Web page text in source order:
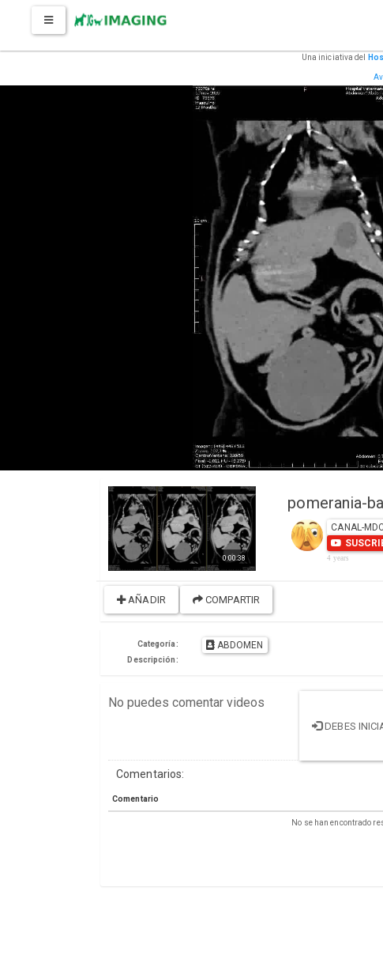
Una iniciativa del
0:00:38
pomerania-
CANAL-
4 years
AÑADIR COMPARTIR
Categoría: ABDOMEN
Descripción:
DEBES
Comentarios:
Comentario
No se han encontrado